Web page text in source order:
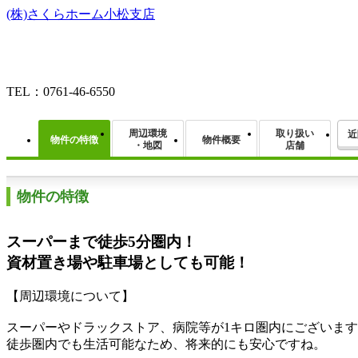
(株)さくらホーム小松支店
TEL：0761-46-6550
物件の特徴
周辺環境
・地図
物件概要
取り扱い
店舗
物件の特徴
スーパーまで徒歩5分圏内！
資材置き場や駐車場としても可能！
【周辺環境について】
スーパーやドラックストア、病院等が1キロ圏内にございます
徒歩圏内でも生活可能なため、将来的にも安心ですね。